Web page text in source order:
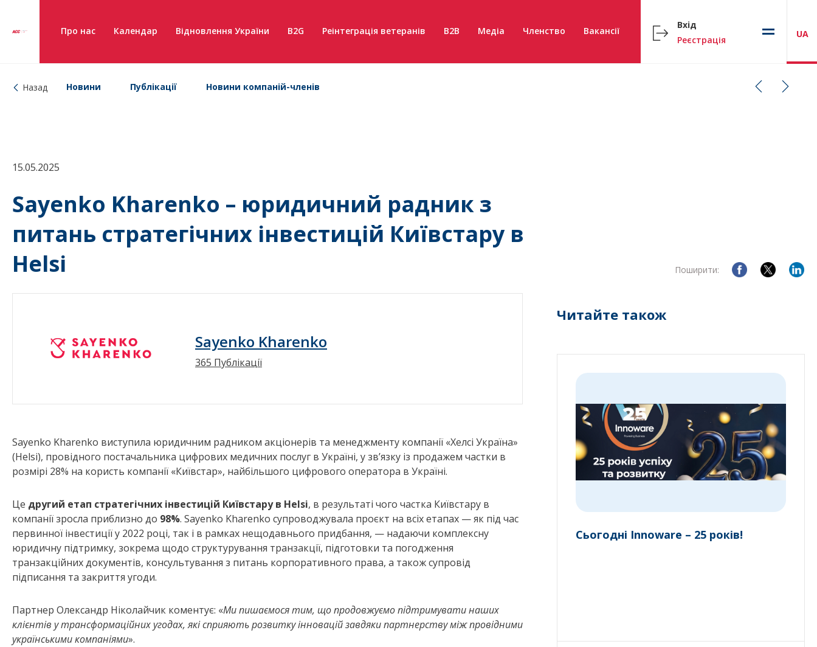
Про нас Календар Відновлення України B2G Реінтеграція ветеранів B2B Медіа Членство Вакансії
Вхід
Реєстрація
UA
Назад Новини Публікації Новини компаній-членів
15.05.2025
Sayenko Kharenko – юридичний радник з
питань стратегічних інвестицій Київстару в
Helsi
Поширити:
Sayenko Kharenko
365 Публікації
Sayenko Kharenko виступила юридичним радником акціонерів та менеджменту компанії «Хелсі Україна»
(Helsi), провідного постачальника цифрових медичних послуг в Україні, у зв’язку із продажем частки в
розмірі 28% на користь компанії «Київстар», найбільшого цифрового оператора в Україні.
Це другий етап стратегічних інвестицій Київстару в Helsi, в результаті чого частка Київстару в
компанії зросла приблизно до 98%. Sayenko Kharenko супроводжувала проєкт на всіх етапах — як під час
первинної інвестиції у 2022 році, так і в рамках нещодавнього придбання, — надаючи комплексну
юридичну підтримку, зокрема щодо структурування транзакції, підготовки та погодження
транзакційних документів, консультування з питань корпоративного права, а також супровід
підписання та закриття угоди.
Партнер Олександр Ніколайчик коментує: «Ми пишаємося тим, що продовжуємо підтримувати наших
клієнтів у трансформаційних угодах, які сприяють розвитку інновацій завдяки партнерству між провідними
українськими компаніями».
Читайте також
Сьогодні Innoware – 25 років!